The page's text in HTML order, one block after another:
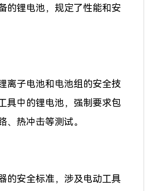
的锂电池，规定了性能和安
离子电池和电池组的安全技
具中的锂电池，强制要求包
、热冲击等测试。
的安全标准，涉及电动工具